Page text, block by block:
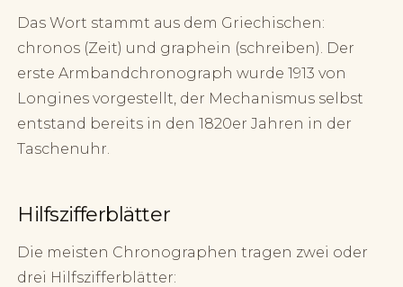
Das Wort stammt aus dem Griechischen:
chronos (Zeit) und graphein (schreiben). Der
erste Armbandchronograph wurde 1913 von
Longines vorgestellt, der Mechanismus selbst
entstand bereits in den 1820er Jahren in der
Taschenuhr.
Hilfszifferblätter
Die meisten Chronographen tragen zwei oder
drei Hilfszifferblätter: